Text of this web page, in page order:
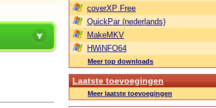
coverXP Free
QuickPar (nederlands)
MakeMKV
HWiNFO64
Meer top downloads
Laatste toevoegingen
Meer laatste toevoegingen